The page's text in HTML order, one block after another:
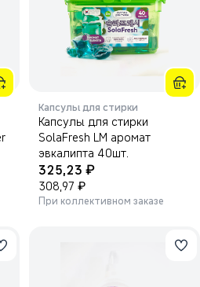
Капсулы для стирки
Капсулы для стирки
SolaFresh LM аромат
эвкалипта 40шт.
325,23 ₽
308,97 ₽
При коллективном заказе